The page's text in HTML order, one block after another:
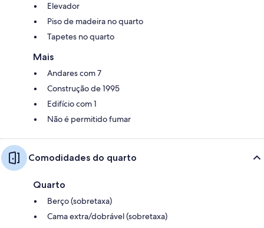
Elevador
Piso de madeira no quarto
Tapetes no quarto
Mais
Andares com 7
Construção de 1995
Edifício com 1
Não é permitido fumar
Comodidades do quarto
Quarto
Berço (sobretaxa)
Cama extra/dobrável (sobretaxa)